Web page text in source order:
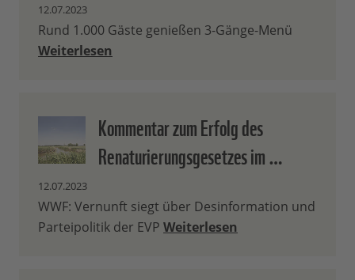
12.07.2023
Rund 1.000 Gäste genießen 3-Gänge-Menü
Weiterlesen
Kommentar zum Erfolg des
Renaturierungsgesetzes im …
12.07.2023
WWF: Vernunft siegt über Desinformation und
Parteipolitik der EVP Weiterlesen